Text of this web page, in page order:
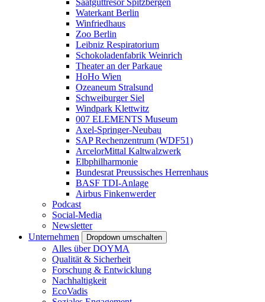
Saatguttresor Spitzbergen
Waterkant Berlin
Winfriedhaus
Zoo Berlin
Leibniz Respiratorium
Schokoladenfabrik Weinrich
Theater an der Parkaue
HoHo Wien
Ozeaneum Stralsund
Schweiburger Siel
Windpark Klettwitz
007 ELEMENTS Museum
Axel-Springer-Neubau
SAP Rechenzentrum (WDF51)
ArcelorMittal Kaltwalzwerk
Elbphilharmonie
Bundesrat Preussisches Herrenhaus
BASF TDI-Anlage
Airbus Finkenwerder
Podcast
Social-Media
Newsletter
Unternehmen
Dropdown umschalten
Alles über DOYMA
Qualität & Sicherheit
Forschung & Entwicklung
Nachhaltigkeit
EcoVadis